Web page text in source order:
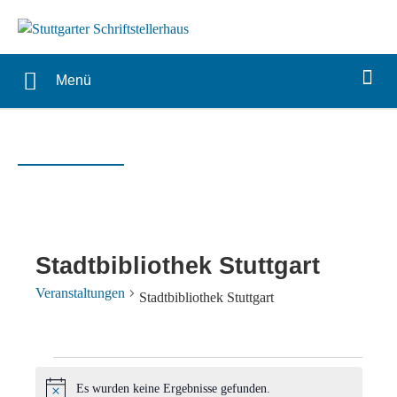
Menü
Stadtbibliothek Stuttgart
Veranstaltungen Stadtbibliothek Stuttgart
Veranstaltungen
Es wurden keine Ergebnisse gefunden.